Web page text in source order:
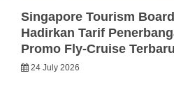
Singapore Tourism
Hadirkan Tarif
Promo Fly-Cruise Terbaru
24 July 2026